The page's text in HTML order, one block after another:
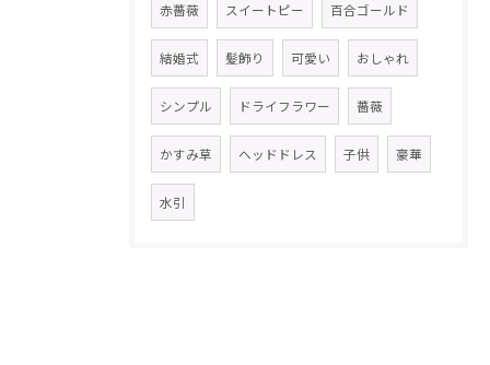
赤薔薇 スイートピー 百合ゴールド
結婚式 髪飾り 可愛い おしゃれ
シンプル ドライフラワー 薔薇
かすみ草 ヘッドドレス 子供 豪華
水引